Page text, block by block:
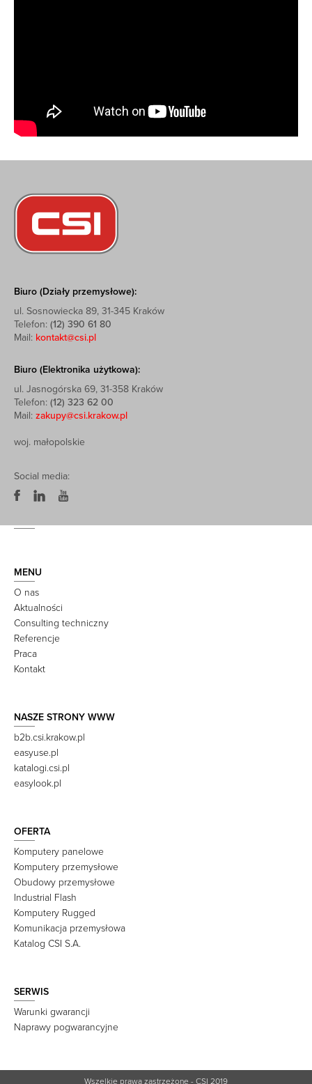
Biuro (Działy przemysłowe):
ul. Sosnowiecka 89, 31-345 Kraków
Telefon: (12) 390 61 80
Mail: kontakt@csi.pl
Biuro (Elektronika użytkowa):
ul. Jasnogórska 69, 31-358 Kraków
Telefon: (12) 323 62 00
Mail: zakupy@csi.krakow.pl
woj. małopolskie
Social media:
MENU
O nas
Aktualności
Consulting techniczny
Referencje
Praca
Kontakt
NASZE STRONY WWW
b2b.csi.krakow.pl
easyuse.pl
katalogi.csi.pl
easylook.pl
OFERTA
Komputery panelowe
Komputery przemysłowe
Obudowy przemysłowe
Industrial Flash
Komputery Rugged
Komunikacja przemysłowa
Katalog CSI S.A.
SERWIS
Warunki gwarancji
Naprawy pogwarancyjne
Wszelkie prawa zastrzeżone - CSI 2019